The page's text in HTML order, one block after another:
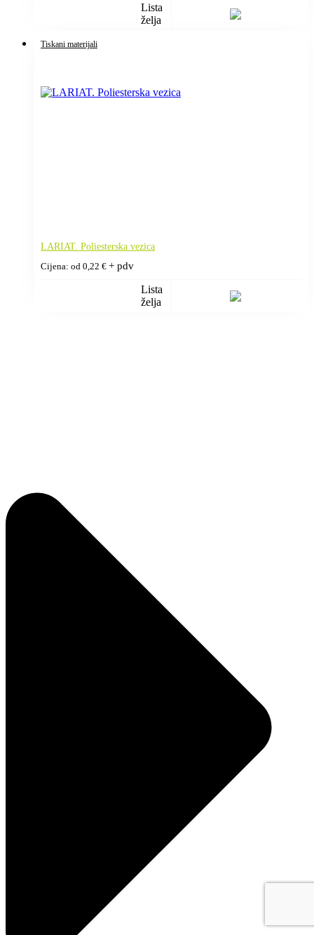
Lista
želja
Tiskani materijali
LARIAT. Poliesterska vezica
Cijena: od 0,22 € + pdv
Lista
želja